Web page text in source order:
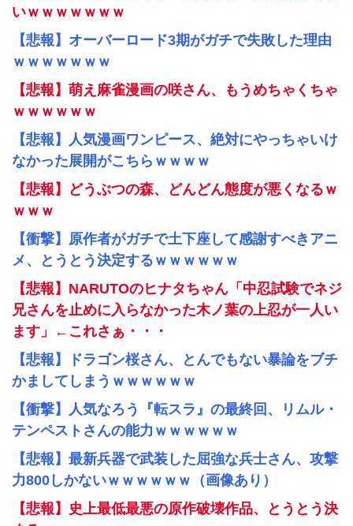
いｗｗｗｗｗｗｗ
【悲報】オーバーロード3期がガチで失敗した理由
ｗｗｗｗｗｗｗ
【悲報】萌え麻雀漫画の咲さん、もうめちゃくちゃ
ｗｗｗｗｗｗ
【悲報】人気漫画ワンピース、絶対にやっちゃいけ
なかった展開がこちらｗｗｗｗ
【悲報】どうぶつの森、どんどん態度が悪くなるｗ
ｗｗｗ
【衝撃】原作者がガチで土下座して感謝すべきアニ
メ、とうとう決定するｗｗｗｗｗｗ
【悲報】NARUTOのヒナタちゃん「中忍試験でネジ
兄さんを止めに入らなかった木ノ葉の上忍が一人い
ます」←これさぁ・・・
【悲報】ドラゴン桜さん、とんでもない暴論をブチ
かましてしまうｗｗｗｗｗｗ
【衝撃】人気なろう『転スラ』の最終回、リムル・
テンペストさんの能力ｗｗｗｗｗｗ
【悲報】最新兵器で武装した屈強な兵士さん、攻撃
力800しかないｗｗｗｗｗｗ（画像あり）
【悲報】史上最低最悪の原作破壊作品、とうとう決